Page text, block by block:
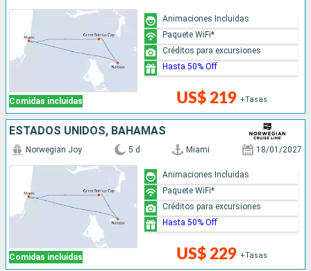
Comidas incluidas US$ 219 +Tasas
Animaciones Incluidas
Paquete WiFi*
Créditos para excursiones
Hasta 50% Off
ESTADOS UNIDOS, BAHAMAS
Comidas incluidas
Norwegian Joy 5 d Miami 18/01/2027
US$ 229 +Tasas
Animaciones Incluidas
Paquete WiFi*
Créditos para excursiones
Hasta 50% Off